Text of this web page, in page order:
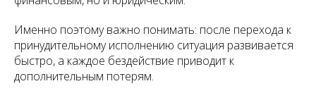
Именно поэтому важно понимать: после перехода к
принудительному исполнению ситуация развивается
быстро, а каждое бездействие приводит к
дополнительным потерям.